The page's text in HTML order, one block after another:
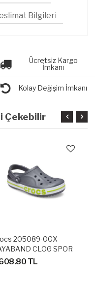
Bilgileri
Ücretsiz Kargo
İmkanı
Kolay Değişim İmkanı
Çekebilir
205089-0GX
CLOG SPOR
SANDALET
TL